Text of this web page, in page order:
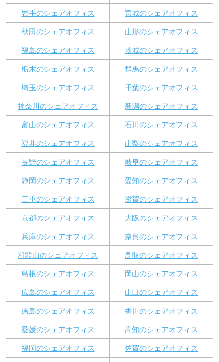
岩手のシェアオフィス 宮城のシェアオフィス
秋田のシェアオフィス 山形のシェアオフィス
福島のシェアオフィス 茨城のシェアオフィス
栃木のシェアオフィス 群馬のシェアオフィス
埼玉のシェアオフィス 千葉のシェアオフィス
神奈川のシェアオフィス 新潟のシェアオフィス
富山のシェアオフィス 石川のシェアオフィス
福井のシェアオフィス 山梨のシェアオフィス
長野のシェアオフィス 岐阜のシェアオフィス
静岡のシェアオフィス 愛知のシェアオフィス
三重のシェアオフィス 滋賀のシェアオフィス
京都のシェアオフィス 大阪のシェアオフィス
兵庫のシェアオフィス 奈良のシェアオフィス
和歌山のシェアオフィス 鳥取のシェアオフィス
島根のシェアオフィス 岡山のシェアオフィス
広島のシェアオフィス 山口のシェアオフィス
徳島のシェアオフィス 香川のシェアオフィス
愛媛のシェアオフィス 高知のシェアオフィス
福岡のシェアオフィス 佐賀のシェアオフィス